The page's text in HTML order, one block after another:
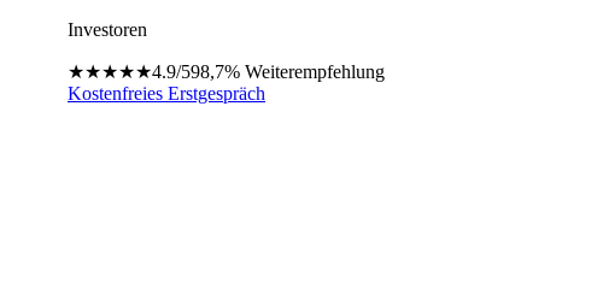
Investoren
★★★★★4.9/598,7% Weiterempfehlung
Kostenfreies Erstgespräch